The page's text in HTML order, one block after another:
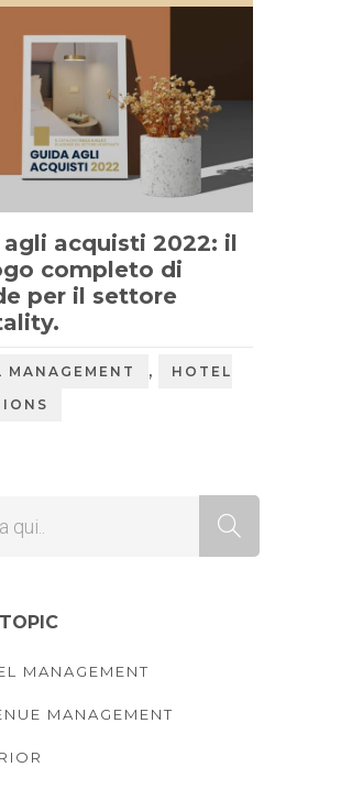
agli acquisti 2022: il
completo di
per il settore
MANAGEMENT ,
HOTEL
MANAGEMENT
MANAGEMENT